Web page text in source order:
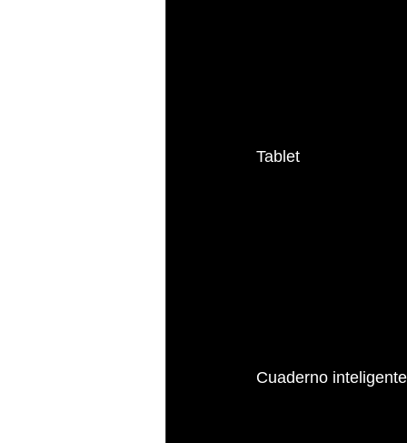
Tablet
Cuaderno inteligente